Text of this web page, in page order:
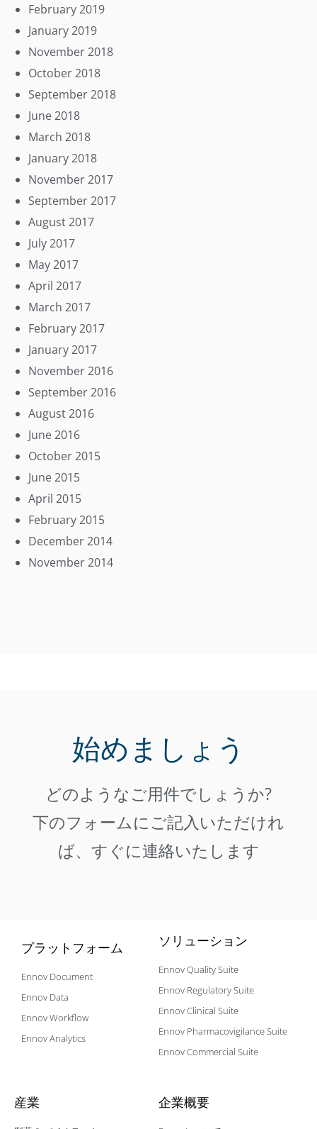
February 2019
January 2019
November 2018
October 2018
September 2018
June 2018
March 2018
January 2018
November 2017
September 2017
August 2017
July 2017
May 2017
April 2017
March 2017
February 2017
January 2017
November 2016
September 2016
August 2016
June 2016
October 2015
June 2015
April 2015
February 2015
December 2014
November 2014
始めましょう
どのようなご用件でしょうか?
下のフォームにご記入いただけれ
ば、すぐに連絡いたします
プラットフォーム
Ennov Document
Ennov Data
Ennov Workflow
Ennov Analytics
ソリューション
Ennov Quality Suite
Ennov Regulatory Suite
Ennov Clinical Suite
Ennov Pharmacovigilance Suite
Ennov Commercial Suite
産業 企業概要